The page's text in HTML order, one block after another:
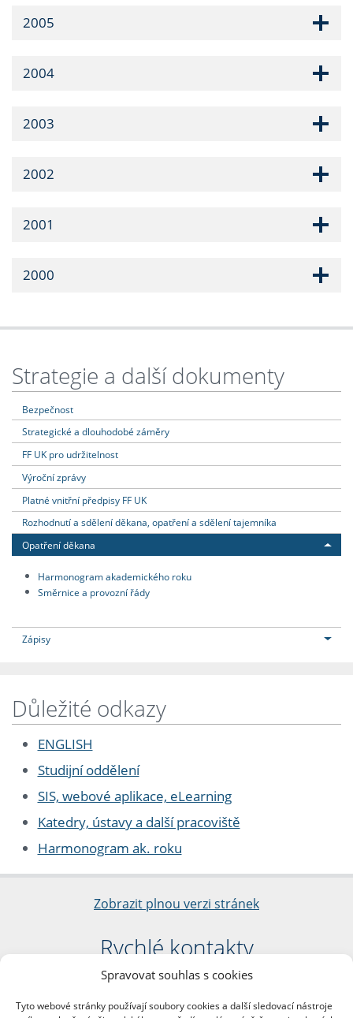
Spravovat souhlas s cookies
Tyto webové stránky používají soubory cookies a další sledovací nástroje
2005
2004
2003
2002
2001
2000
Strategie a další dokumenty
Bezpečnost
Strategické a dlouhodobé záměry
FF UK pro udržitelnost
Výroční zprávy
Platné vnitřní předpisy FF UK
Rozhodnutí a sdělení děkana, opatření a sdělení tajemníka
Opatření děkana
Harmonogram akademického roku
Směrnice a provozní řády
Zápisy
Důležité odkazy
ENGLISH
Studijní oddělení
SIS, webové aplikace, eLearning
Katedry, ústavy a další pracoviště
Harmonogram ak. roku
Zobrazit plnou verzi stránek
Rychlé kontakty
Filozofická fakulta
nám. Jana Palacha 1/2